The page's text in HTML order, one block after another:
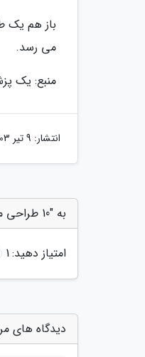
باز هم یک
می رسد.
منبع: یک
انتشار: 9 تیر 1403
به "10 طراحی مفهومی نوآورانه اپل که زیبا هستند، اما در عمل شاید نتوان آنها را فعلا ساخت!" امتیاز دهید
امتیاز دهید:1
دیدگاه های مرتبط با "10 طراحی مفهومی نوآورانه اپل که زیبا